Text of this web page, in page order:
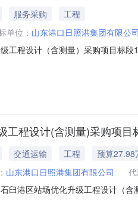
服务采购
工程
单位： 山东港口日照港集团有限公司
工程设计（含测量）采购项目标
服务类招标方式：比选资格审查
工程设计(含测量)采购项目
交通运输 工程
预算27.98
山东港口日照港集团有限公司
臼港区站场优化升级工程设计（